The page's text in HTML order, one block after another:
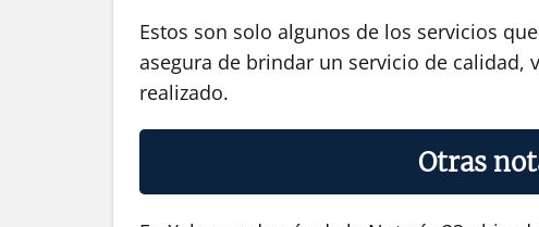
Estos son solo algunos de los servicios
asegura de brindar un servicio de
realizado.
Otras